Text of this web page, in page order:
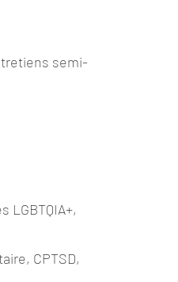
semi-
LGBTQIA+,
CPTSD,